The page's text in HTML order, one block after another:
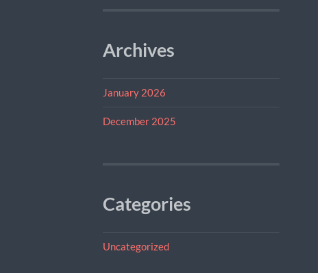
Archives
January 2026
December 2025
Categories
Uncategorized